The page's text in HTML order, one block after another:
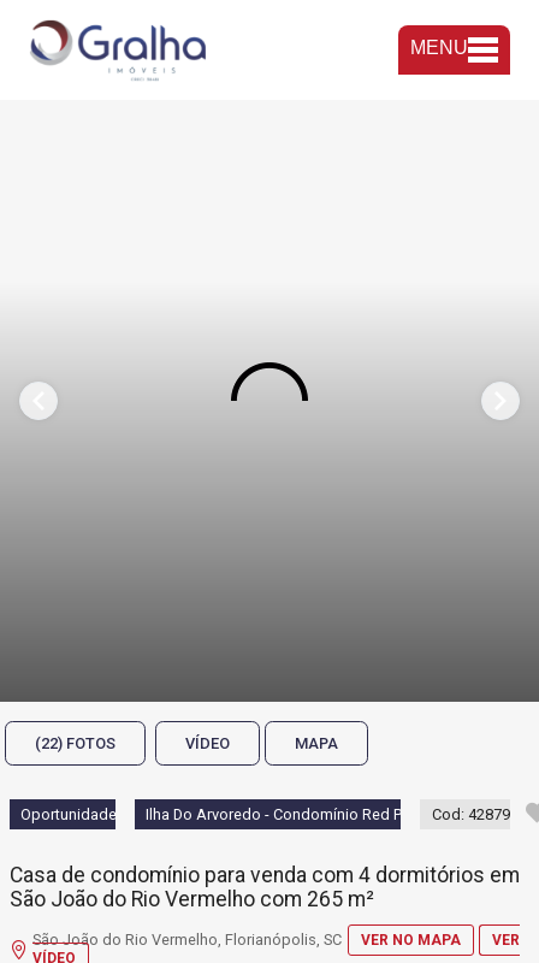
MENU
(22) FOTOS VÍDEO MAPA
Oportunidade Ilha Do Arvoredo - Condomínio Red Park Cod: 42879
Casa de condomínio para venda com 4 dormitórios em
São João do Rio Vermelho com 265 m²
São João do Rio Vermelho, Florianópolis, SC VER NO MAPA
VER
VÍDEO